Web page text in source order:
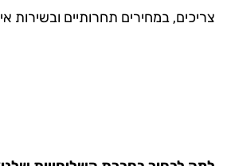
במחירים תחרותיים ובשירות איכותי.